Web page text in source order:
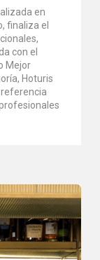
en
finaliza el
con el
Mejor
Hoturis